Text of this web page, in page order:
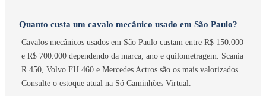
Quanto custa um cavalo mecânico usado em São Paulo?
Cavalos mecânicos usados em São Paulo custam entre R$ 150.000
e R$ 700.000 dependendo da marca, ano e quilometragem. Scania
R 450, Volvo FH 460 e Mercedes Actros são os mais valorizados.
Consulte o estoque atual na Só Caminhões Virtual.